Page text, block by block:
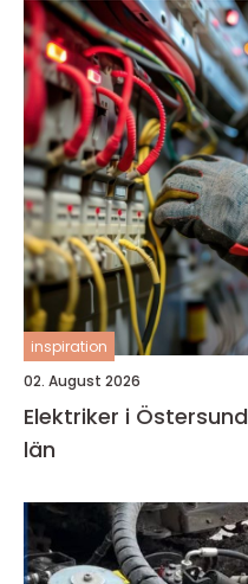
inspiration
02. August 2026
Elektriker i Östersund trygg el i ett växande
län